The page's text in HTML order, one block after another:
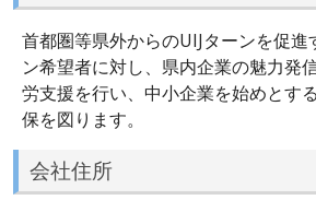
首都圏等県外からのUIJターンを促進
ン希望者に対し、県内企業の魅力発
労支援を行い、中小企業を始めとす
保を図ります。
会社住所